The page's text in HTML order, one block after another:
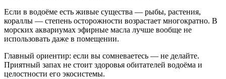
Если в водоёме есть живые существа — рыбы, растения,
кораллы — степень осторожности возрастает многократно. В
морских аквариумах эфирные масла лучше вообще не
использовать даже в помещении.
Главный ориентир: если вы сомневаетесь — не делайте.
Приятный запах не стоит здоровья обитателей водоёма и
целостности его экосистемы.